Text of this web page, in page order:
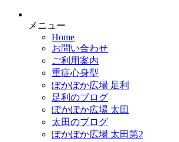
メニュー
Home
お問い合わせ
ご利用案内
重症心身型
ぽかぽか広場 足利
足利のブログ
ぽかぽか広場 太田
太田のブログ
ぽかぽか広場 太田第2